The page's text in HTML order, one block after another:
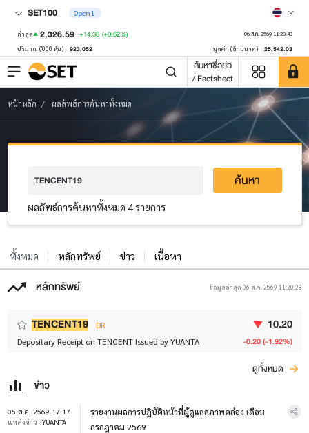
SET100 Open1
ล่าสุด 2,326.59 +14.38 (+0.62%) 06 ส.ค. 2569 11:20:43
ปริมาณ ('000 หุ้น) 923,052 มูลค่า (ล้านบาท) 25,542.03
ค้นหาชื่อย่อ
/ Factsheet
หน้าหลัก ผลลัพธ์การค้นหาทั้งหมด
ค้นหา
ผลลัพธ์การค้นหาทั้งหมด 4 รายการ
ทั้งหมด หลักทรัพย์ ข่าว เนื้อหา
หลักทรัพย์ ข้อมูลล่าสุด 06 ส.ค. 2569 11:20:28
TENCENT19 DR 10.20
Depositary Receipt on TENCENT Issued by YUANTA -0.20 (-1.92%)
ดูทั้งหมด
ข่าว
05 ส.ค. 2569 17:17
แหล่งข่าว
YUANTA
รายงานผลการปฏิบัติหน้าที่ผู้ดูแลสภาพคล่อง เดือน
กรกฎาคม 2569